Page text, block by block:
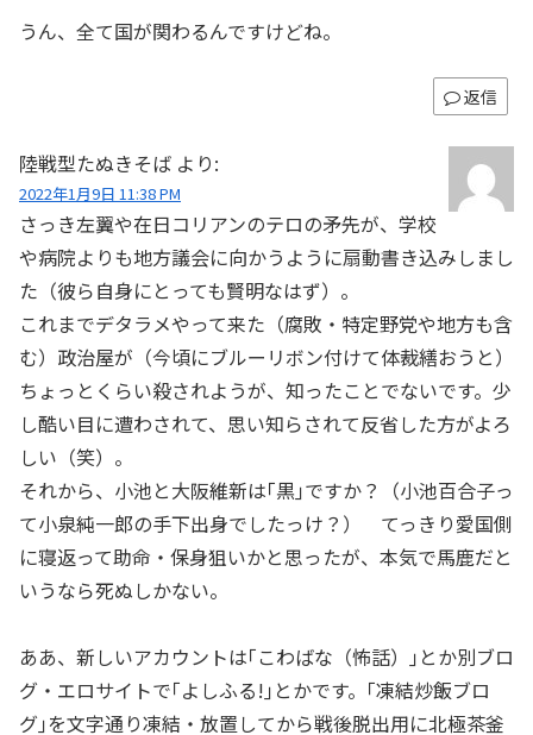
うん、全て国が関わるんですけどね。
返信
陸戦型たぬきそば より:
2022年1月9日 11:38 PM
さっき左翼や在日コリアンのテロの矛先が、学校
や病院よりも地方議会に向かうように扇動書き込みしまし
た（彼ら自身にとっても賢明なはず）。
これまでデタラメやって来た（腐敗・特定野党や地方も含
む）政治屋が（今頃にブルーリボン付けて体裁繕おうと）
ちょっとくらい殺されようが、知ったことでないです。少
し酷い目に遭わされて、思い知らされて反省した方がよろ
しい（笑）。
それから、小池と大阪維新は｢黒｣ですか？（小池百合子っ
て小泉純一郎の手下出身でしたっけ？） てっきり愛国側
に寝返って助命・保身狙いかと思ったが、本気で馬鹿だと
いうなら死ぬしかない。
ああ、新しいアカウントは｢こわばな（怖話）｣とか別ブロ
グ・エロサイトで｢よしふる!｣とかです。｢凍結炒飯ブロ
グ｣を文字通り凍結・放置してから戦後脱出用に北極茶釜